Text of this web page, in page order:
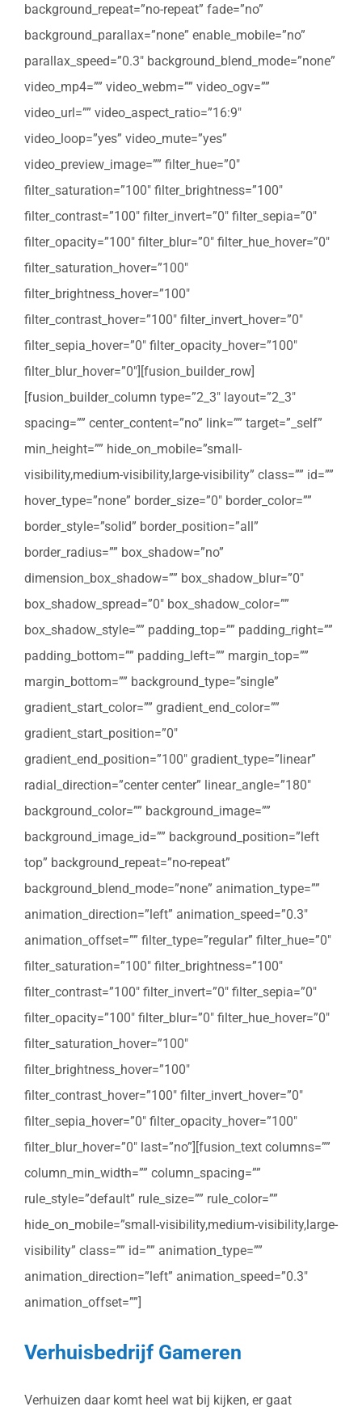
background_repeat=”no-repeat” fade=”no”
background_parallax=”none” enable_mobile=”no”
parallax_speed=”0.3″ background_blend_mode=”none”
video_mp4=”” video_webm=”” video_ogv=””
video_url=”” video_aspect_ratio=”16:9″
video_loop=”yes” video_mute=”yes”
video_preview_image=”” filter_hue=”0″
filter_saturation=”100″ filter_brightness=”100″
filter_contrast=”100″ filter_invert=”0″ filter_sepia=”0″
filter_opacity=”100″ filter_blur=”0″ filter_hue_hover=”0″
filter_saturation_hover=”100″
filter_brightness_hover=”100″
filter_contrast_hover=”100″ filter_invert_hover=”0″
filter_sepia_hover=”0″ filter_opacity_hover=”100″
filter_blur_hover=”0″][fusion_builder_row]
[fusion_builder_column type=”2_3″ layout=”2_3″
spacing=”” center_content=”no” link=”” target=”_self”
min_height=”” hide_on_mobile=”small-
visibility,medium-visibility,large-visibility” class=”” id=””
hover_type=”none” border_size=”0″ border_color=””
border_style=”solid” border_position=”all”
border_radius=”” box_shadow=”no”
dimension_box_shadow=”” box_shadow_blur=”0″
box_shadow_spread=”0″ box_shadow_color=””
box_shadow_style=”” padding_top=”” padding_right=””
padding_bottom=”” padding_left=”” margin_top=””
margin_bottom=”” background_type=”single”
gradient_start_color=”” gradient_end_color=””
gradient_start_position=”0″
gradient_end_position=”100″ gradient_type=”linear”
radial_direction=”center center” linear_angle=”180″
background_color=”” background_image=””
background_image_id=”” background_position=”left
top” background_repeat=”no-repeat”
background_blend_mode=”none” animation_type=””
animation_direction=”left” animation_speed=”0.3″
animation_offset=”” filter_type=”regular” filter_hue=”0″
filter_saturation=”100″ filter_brightness=”100″
filter_contrast=”100″ filter_invert=”0″ filter_sepia=”0″
filter_opacity=”100″ filter_blur=”0″ filter_hue_hover=”0″
filter_saturation_hover=”100″
filter_brightness_hover=”100″
filter_contrast_hover=”100″ filter_invert_hover=”0″
filter_sepia_hover=”0″ filter_opacity_hover=”100″
filter_blur_hover=”0″ last=”no”][fusion_text columns=””
column_min_width=”” column_spacing=””
rule_style=”default” rule_size=”” rule_color=””
hide_on_mobile=”small-visibility,medium-visibility,large-
visibility” class=”” id=”” animation_type=””
animation_direction=”left” animation_speed=”0.3″
animation_offset=””]
Verhuisbedrijf Gameren
Verhuizen daar komt heel wat bij kijken, er gaat